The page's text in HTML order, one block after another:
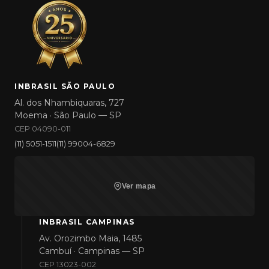
INBRASIL SÃO PAULO
Al. dos Nhambiquaras, 727
Moema · São Paulo — SP
CEP 04090-011
(11) 5051-1511(11) 99004-6829
Ver mapa
INBRASIL CAMPINAS
Av. Orozimbo Maia, 1485
Cambuí · Campinas — SP
CEP 13023-002